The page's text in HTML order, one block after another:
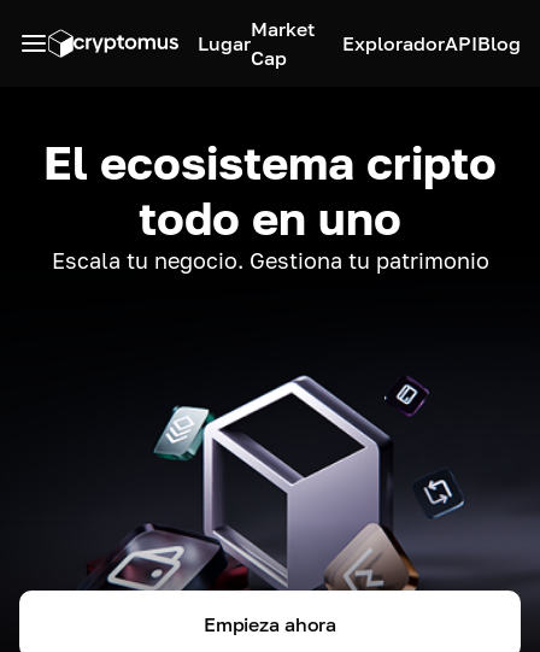
Lugar
Market
Cap
ExploradorAPIBlog
El ecosistema cripto
todo en uno
Escala tu negocio. Gestiona tu patrimonio
Empieza ahora